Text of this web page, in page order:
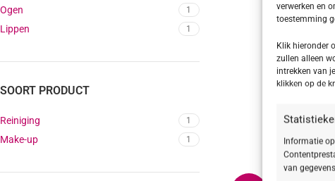
verwerken en
toestemming
Klik hieronder
zullen alleen
intrekken van
klikken op de
Informatie
van
Ogen 1
Lippen 1
SOORT PRODUCT
Reiniging 1
Make-up 1